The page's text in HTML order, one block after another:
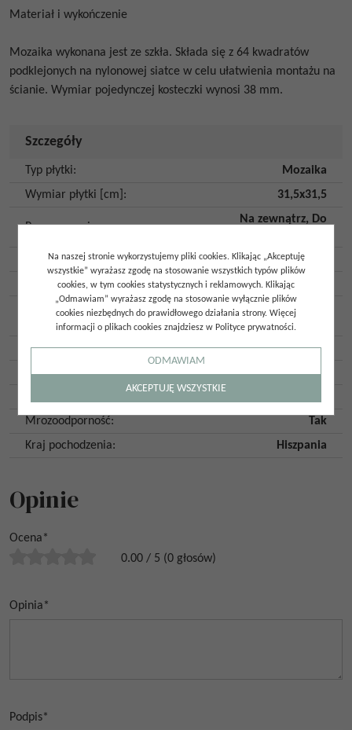
Materiał i wykończenie
Mozaika wykonana jest ze szkła. Składa się z 64 kwadratów
podklejonych na nylonowej siatce w celu ułatwienia montażu na
ścianie. Wymiar pojedynczej kosteczki wynosi 38 mm.
Szczegóły
Typ płytki:
Mozaika
Wymiar płytki [cm] : 31,5x31,5
Przeznaczenie:
Na zewnątrz, Do
Rodzaj płytki: Ścienna, Podłogowa
Rodzaj powierzchni:
Gładka
Wykończenie
powierzchni:
Połysk
Imitacja:
Kamień
Kolor:
Zielony
Mrozoodporność:
Tak
Kraj pochodzenia: Hiszpania
Opinie
Ocena*
0.00 / 5 (0 głosów)
Opinia*
Podpis*
Na naszej stronie wykorzystujemy pliki cookies. Klikając „Akceptuję
wszystkie” wyrażasz zgodę na stosowanie wszystkich typów plików
cookies, w tym cookies statystycznych i reklamowych. Klikając
„Odmawiam” wyrażasz zgodę na stosowanie wyłącznie plików
cookies niezbędnych do prawidłowego działania strony. Więcej
informacji o plikach cookies znajdziesz w Polityce prywatności.
ODMAWIAM
AKCEPTUJĘ WSZYSTKIE